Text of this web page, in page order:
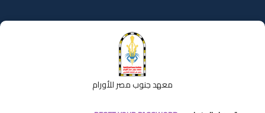
إلى
المحتوى
معهد جنوب مصر للأورام